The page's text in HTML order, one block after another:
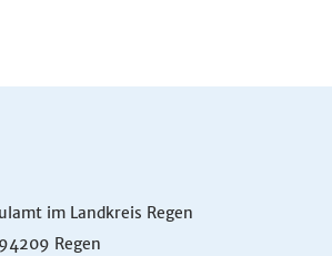
im Landkreis Regen
Regen